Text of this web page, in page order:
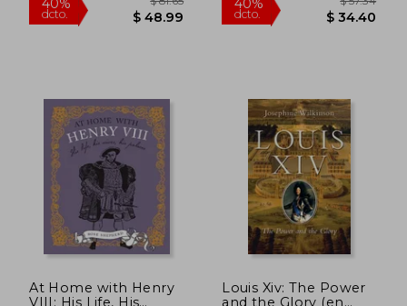
At Home with Henry
VIII: His Life, His
Louis Xiv: The Power
and the Glory (en